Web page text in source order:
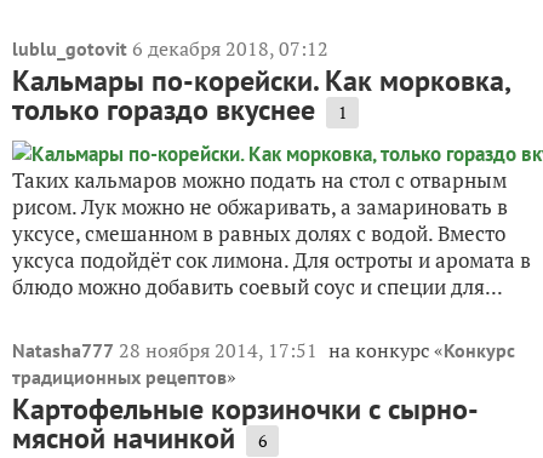
lublu_gotovit 6 декабря 2018, 07:12
Кальмары по-корейски. Как морковка,
только гораздо вкуснее 1
Таких кальмаров можно подать на стол с отварным
рисом. Лук можно не обжаривать, а замариновать в
уксусе, смешанном в равных долях с водой. Вместо
уксуса подойдёт сок лимона. Для остроты и аромата в
блюдо можно добавить соевый соус и специи для...
Natasha777 28 ноября 2014, 17:51 на конкурс «Конкурс
традиционных рецептов»
Картофельные корзиночки с сырно-
мясной начинкой 6